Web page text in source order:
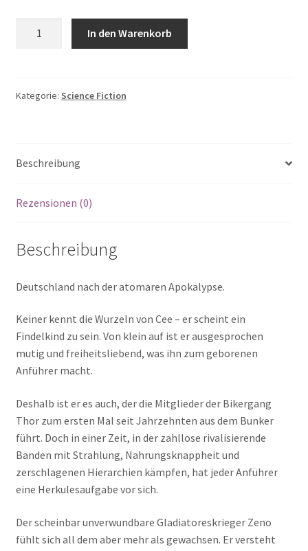
der
Menge
In den Warenkorb
Kategorie: Science Fiction
Beschreibung
Rezensionen (0)
Beschreibung
Deutschland nach der atomaren Apokalypse.
Keiner kennt die Wurzeln von Cee – er scheint ein
Findelkind zu sein. Von klein auf ist er ausgesprochen
mutig und freiheitsliebend, was ihn zum geborenen
Anführer macht.
Deshalb ist er es auch, der die Mitglieder der Bikergang
Thor zum ersten Mal seit Jahrzehnten aus dem Bunker
führt. Doch in einer Zeit, in der zahllose rivalisierende
Banden mit Strahlung, Nahrungsknappheit und
zerschlagenen Hierarchien kämpfen, hat jeder Anführer
eine Herkulesaufgabe vor sich.
Der scheinbar unverwundbare Gladiatoreskrieger Zeno
fühlt sich all dem aber mehr als gewachsen. Er versteht